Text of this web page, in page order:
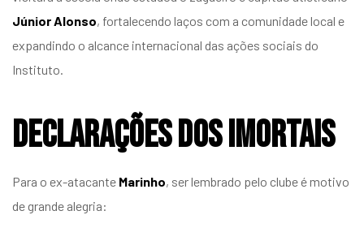
Júnior Alonso, fortalecendo laços com a comunidade local e
expandindo o alcance internacional das ações sociais do
Instituto.
Declarações dos Imortais
Para o ex-atacante Marinho, ser lembrado pelo clube é motivo
de grande alegria: